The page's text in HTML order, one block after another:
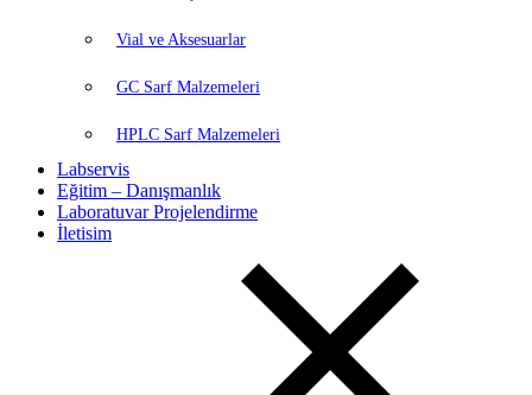
Vial ve Aksesuarlar
GC Sarf Malzemeleri
HPLC Sarf Malzemeleri
Labservis
Eğitim – Danışmanlık
Laboratuvar Projelendirme
İletisim